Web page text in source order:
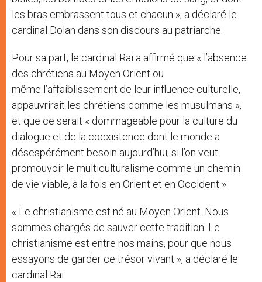
les bras embrassent tous et chacun », a déclaré le
cardinal Dolan dans son discours au patriarche.
Pour sa part, le cardinal Rai a affirmé que « l’absence
des chrétiens au Moyen Orient ou
même l’affaiblissement de leur influence culturelle,
appauvrirait les chrétiens comme les musulmans »,
et que ce serait « dommageable pour la culture du
dialogue et de la coexistence dont le monde a
désespérément besoin aujourd’hui, si l’on veut
promouvoir le multiculturalisme comme un chemin
de vie viable, à la fois en Orient et en Occident ».
« Le christianisme est né au Moyen Orient. Nous
sommes chargés de sauver cette tradition. Le
christianisme est entre nos mains, pour que nous
essayons de garder ce trésor vivant », a déclaré le
cardinal Rai.